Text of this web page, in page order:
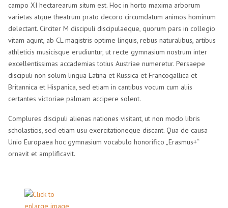
campo XI hectarearum situm est. Hoc in horto maxima arborum
varietas atque theatrum prato decoro circumdatum animos hominum
delectant. Circiter M discipuli discipulaeque, quorum pars in collegio
vitam agunt, ab CL magistris optime linguis, rebus naturalibus, artibus
athleticis musicisque erudiuntur, ut recte gymnasium nostrum inter
excellentissimas accademias totius Austriae numeretur. Persaepe
discipuli non solum lingua Latina et Russica et Francogallica et
Britannica et Hispanica, sed etiam in cantibus vocum cum aliis
certantes victoriae palmam accipere solent.
Complures discipuli alienas nationes visitant, ut non modo libris
scholasticis, sed etiam usu exercitationeque discant. Qua de causa
Unio Europaea hoc gymnasium vocabulo honorifico „Erasmus+“
ornavit et amplificavit.